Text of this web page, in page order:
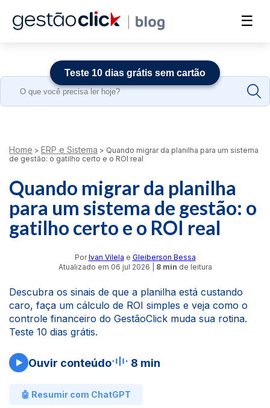
☰
Search
Home > ERP e Sistema > Quando migrar da planilha para um sistema
de gestão: o gatilho certo e o ROI real
Quando migrar da planilha
para um sistema de gestão: o
gatilho certo e o ROI real
Por Ivan Vilela e Gleiberson Bessa
Atualizado em 06 jul 2026 8 min de leitura
Descubra os sinais de que a planilha está custando
caro, faça um cálculo de ROI simples e veja como o
controle financeiro do GestãoClick muda sua rotina.
Teste 10 dias grátis.
Ouvir conteúdo 8 min
🤖 Resumir com ChatGPT
Teste 10 dias grátis sem cartão